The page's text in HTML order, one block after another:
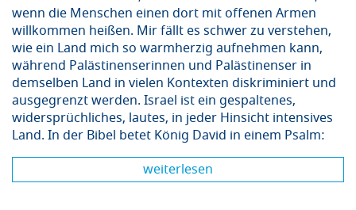
wenn die Menschen einen dort mit offenen Armen
willkommen heißen. Mir fällt es schwer zu verstehen,
wie ein Land mich so warmherzig aufnehmen kann,
während Palästinenserinnen und Palästinenser in
demselben Land in vielen Kontexten diskriminiert und
ausgegrenzt werden. Israel ist ein gespaltenes,
widersprüchliches, lautes, in jeder Hinsicht intensives
Land. In der Bibel betet König David in einem Psalm:
weiterlesen